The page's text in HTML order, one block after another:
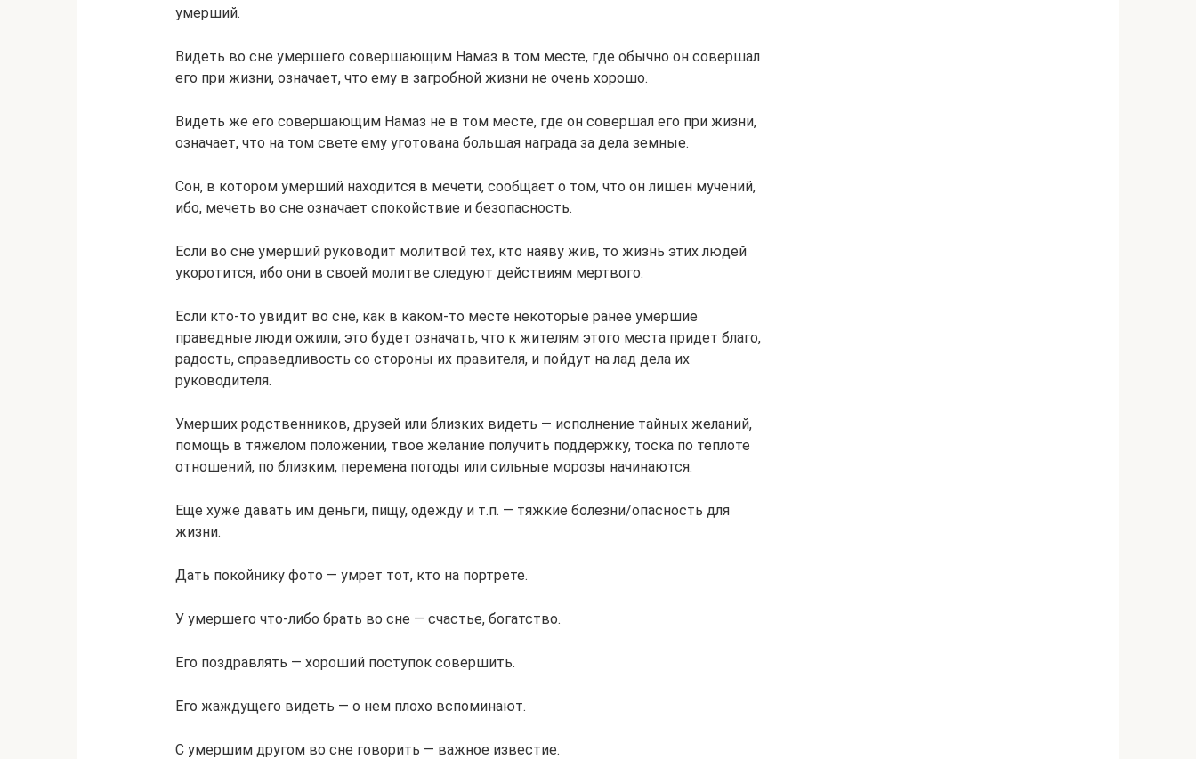
умерший.
Видеть во сне умершего совершающим Намаз в том месте, где обычно он совершал
его при жизни, означает, что ему в загробной жизни не очень хорошо.
Видеть же его совершающим Намаз не в том месте, где он совершал его при жизни,
означает, что на том свете ему уготована большая награда за дела земные.
Сон, в котором умерший находится в мечети, сообщает о том, что он лишен мучений,
ибо, мечеть во сне означает спокойствие и безопасность.
Если во сне умерший руководит молитвой тех, кто наяву жив, то жизнь этих людей
укоротится, ибо они в своей молитве следуют действиям мертвого.
Если кто-то увидит во сне, как в каком-то месте некоторые ранее умершие
праведные люди ожили, это будет означать, что к жителям этого места придет благо,
радость, справедливость со стороны их правителя, и пойдут на лад дела их
руководителя.
Умерших родственников, друзей или близких видеть — исполнение тайных желаний,
помощь в тяжелом положении, твое желание получить поддержку, тоска по теплоте
отношений, по близким, перемена погоды или сильные морозы начинаются.
Еще хуже давать им деньги, пищу, одежду и т.п. — тяжкие болезни/опасность для
жизни.
Дать покойнику фото — умрет тот, кто на портрете.
У умершего что-либо брать во сне — счастье, богатство.
Его поздравлять — хороший поступок совершить.
Его жаждущего видеть — о нем плохо вспоминают.
С умершим другом во сне говорить — важное известие.